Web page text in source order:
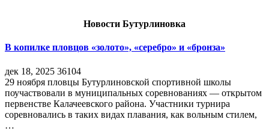
Новости Бутурлиновка
В копилке пловцов «золото», «серебро» и «бронза»
дек 18, 2025 36104
29 ноября пловцы Бутурлиновской спортивной школы
поучаствовали в муниципальных соревнованиях — открытом
первенстве Калачеевского района. Участники турнира
соревновались в таких видах плавания, как вольным стилем,
…